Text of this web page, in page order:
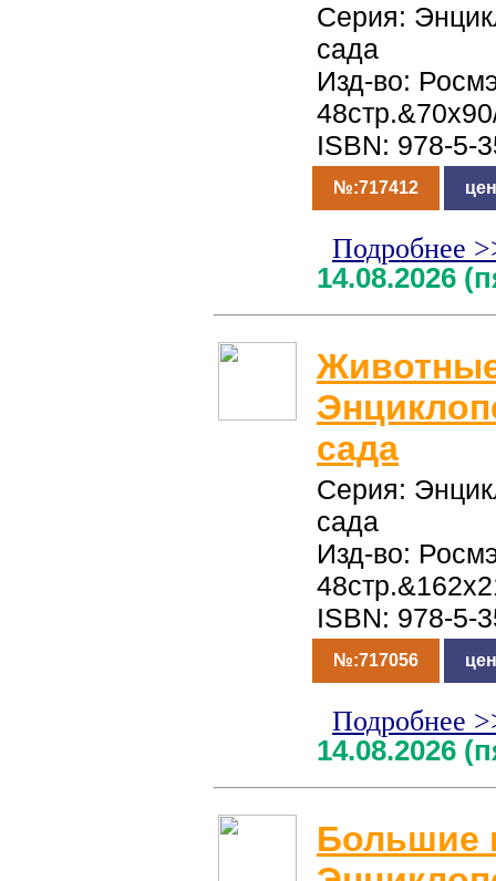
Серия:
сада
Изд-во:
ISBN: 978-5-
№:717412
Подробнее
14.08.2026
сада
Серия:
сада
Изд-во:
ISBN: 978-5-
№:717056
Подробнее
14.08.2026
Большие